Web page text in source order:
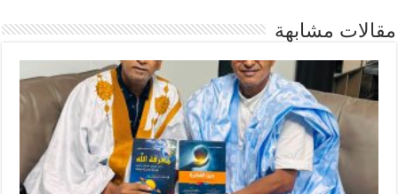
مقالات مشابهة